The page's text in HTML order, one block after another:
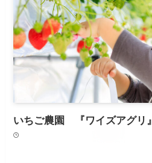
いちご農園 『ワイズアグリ』